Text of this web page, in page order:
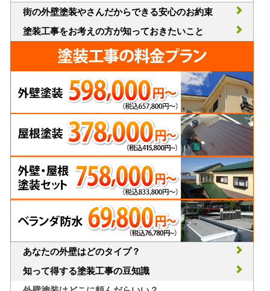
街の外壁塗装やさんだからできる安心のお約束
塗装工事をお考えの方が知っておきたいこと
あなたの外壁はどのタイプ？
知って得する塗装工事の豆知識